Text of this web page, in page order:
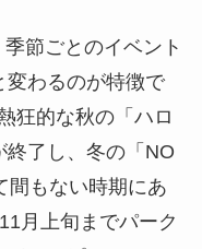
節ごとのイベント
変わるのが特徴で
狂的な秋の「ハロ
終了し、冬の「NO
間もない時期にあ
月上旬までパーク